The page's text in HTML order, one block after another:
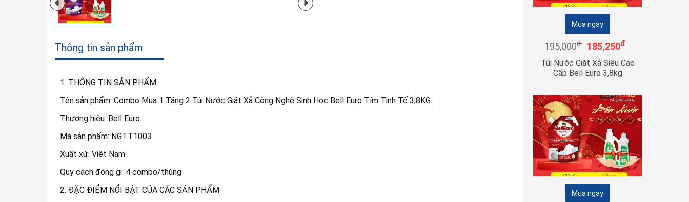
Thông tin sản phẩm
1. THÔNG TIN SẢN PHẨM
Tên sản phẩm: Combo Mua 1 Tặng 2 Túi Nước Giặt Xả Công Nghệ Sinh Học Bell Euro Tím Tinh Tế 3,8KG.
Thương hiệu: Bell Euro
Mã sản phẩm: NGTT1003
Xuất xứ: Việt Nam
Quy cách đóng gi: 4 combo/thùng
2. ĐẶC ĐIỂM NỔI BẬT CỦA CÁC SẢN PHẨM
Mua ngay
195,000đ 185,250đ
Túi Nước Giặt Xả Siêu Cao
Cấp Bell Euro 3,8kg
Mua ngay